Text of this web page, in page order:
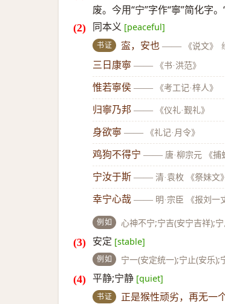
废。今用“宁”字作“寧”简化字
同本义 [peaceful]
书证 寍，安也 —— 《说文》
三日康寧 —— 《书·洪范》
惟若寧侯 —— 《考工记·梓人》
归寧乃邦 —— 《仪礼·觐礼》
身欲寧 —— 《礼记·月令》
鸡狗不得宁 —— 唐·柳宗元 《捕
宁汝于斯 —— 清·袁枚 《祭妹文》
幸宁心哉 —— 明·宗臣 《报刘一
例如 心神不宁;宁吉(安宁吉祥);
安定 [stable]
例如 宁一(安定统一);宁止(安乐);
平静;宁静 [quiet]
书证 正是猴性顽劣，再无一